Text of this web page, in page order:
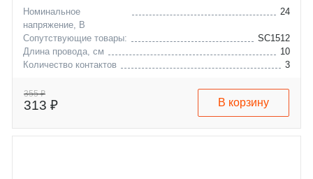
Номинальное
напряжение, В
24
Сопутствующие товары:
SC1512
Длина провода, см
10
Количество контактов
3
ford
voyager
mazda
c-max
fiesta
skoda
focus
355 ₽
313 ₽ В корзину